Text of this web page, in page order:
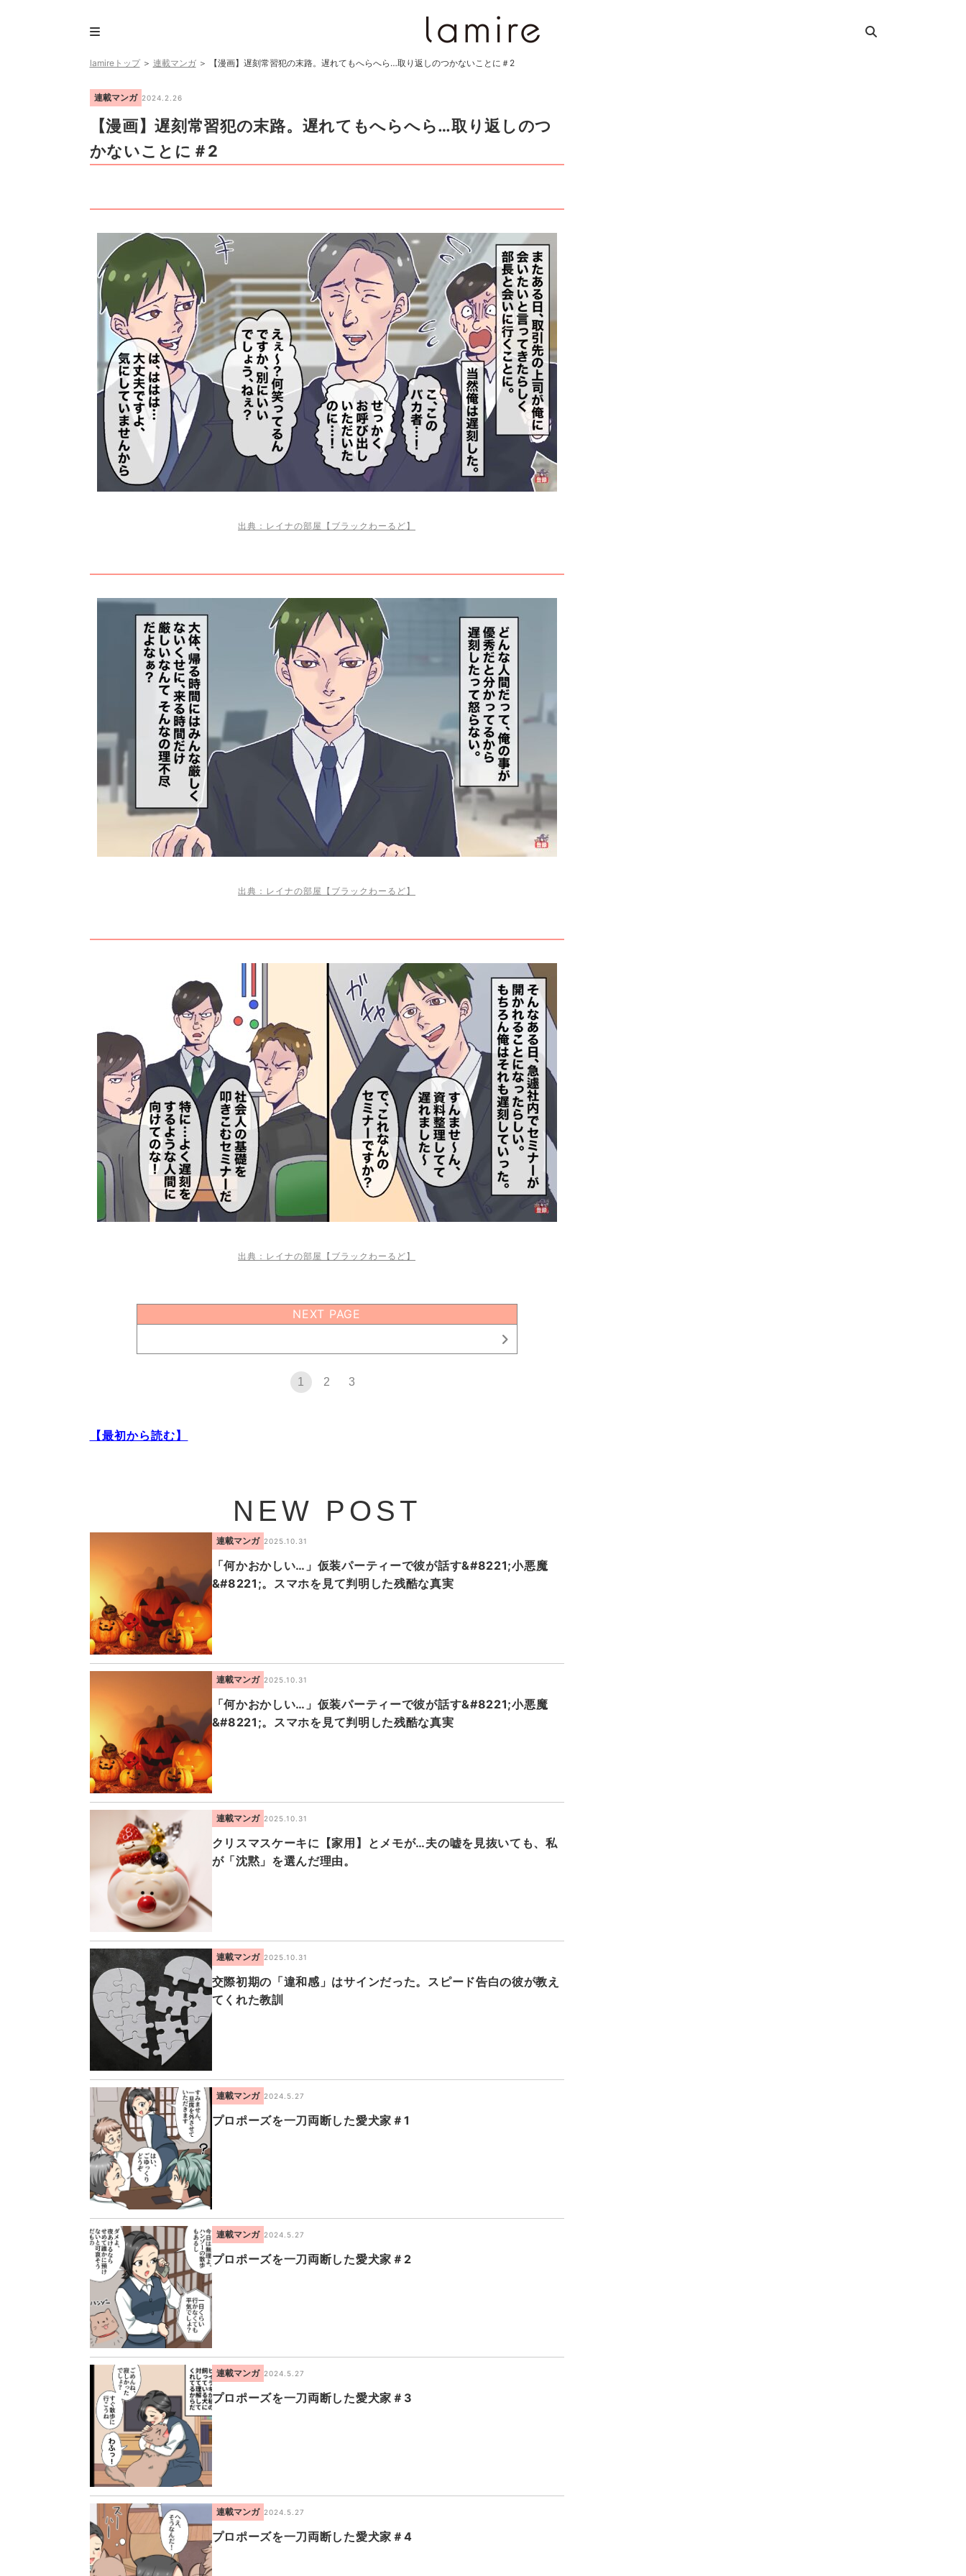
lamireトップ＞ 連載マンガ＞ 【漫画】遅刻常習犯の末路。遅れてもへらへら…取り返しのつかないことに＃2
連載マンガ 2024.2.26
【漫画】遅刻常習犯の末路。遅れてもへらへら…取り返しのつ
かないことに＃2
出典：レイナの部屋【ブラックわーるど】
出典：レイナの部屋【ブラックわーるど】
出典：レイナの部屋【ブラックわーるど】
NEXT PAGE
1 2 3
【最初から読む】
NEW POST
連載マンガ 2025.10.31
「何かおかしい…」仮装パーティーで彼が話す&#8221;小悪魔
&#8221;。スマホを見て判明した残酷な真実
連載マンガ 2025.10.31
「何かおかしい…」仮装パーティーで彼が話す&#8221;小悪魔
&#8221;。スマホを見て判明した残酷な真実
連載マンガ 2025.10.31
クリスマスケーキに【家用】とメモが…夫の嘘を見抜いても、私
が「沈黙」を選んだ理由。
連載マンガ 2025.10.31
交際初期の「違和感」はサインだった。スピード告白の彼が教え
てくれた教訓
連載マンガ 2024.5.27
プロポーズを一刀両断した愛犬家＃1
連載マンガ 2024.5.27
プロポーズを一刀両断した愛犬家＃2
連載マンガ 2024.5.27
プロポーズを一刀両断した愛犬家＃3
連載マンガ 2024.5.27
プロポーズを一刀両断した愛犬家＃4